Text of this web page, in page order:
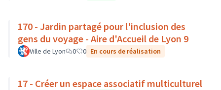
170 - Jardin partagé pour l'inclusion des
gens du voyage - Aire d'Accueil de Lyon 9
Ville de Lyon 0 0 En cours de réalisation
17 - Créer un espace associatif multiculturel